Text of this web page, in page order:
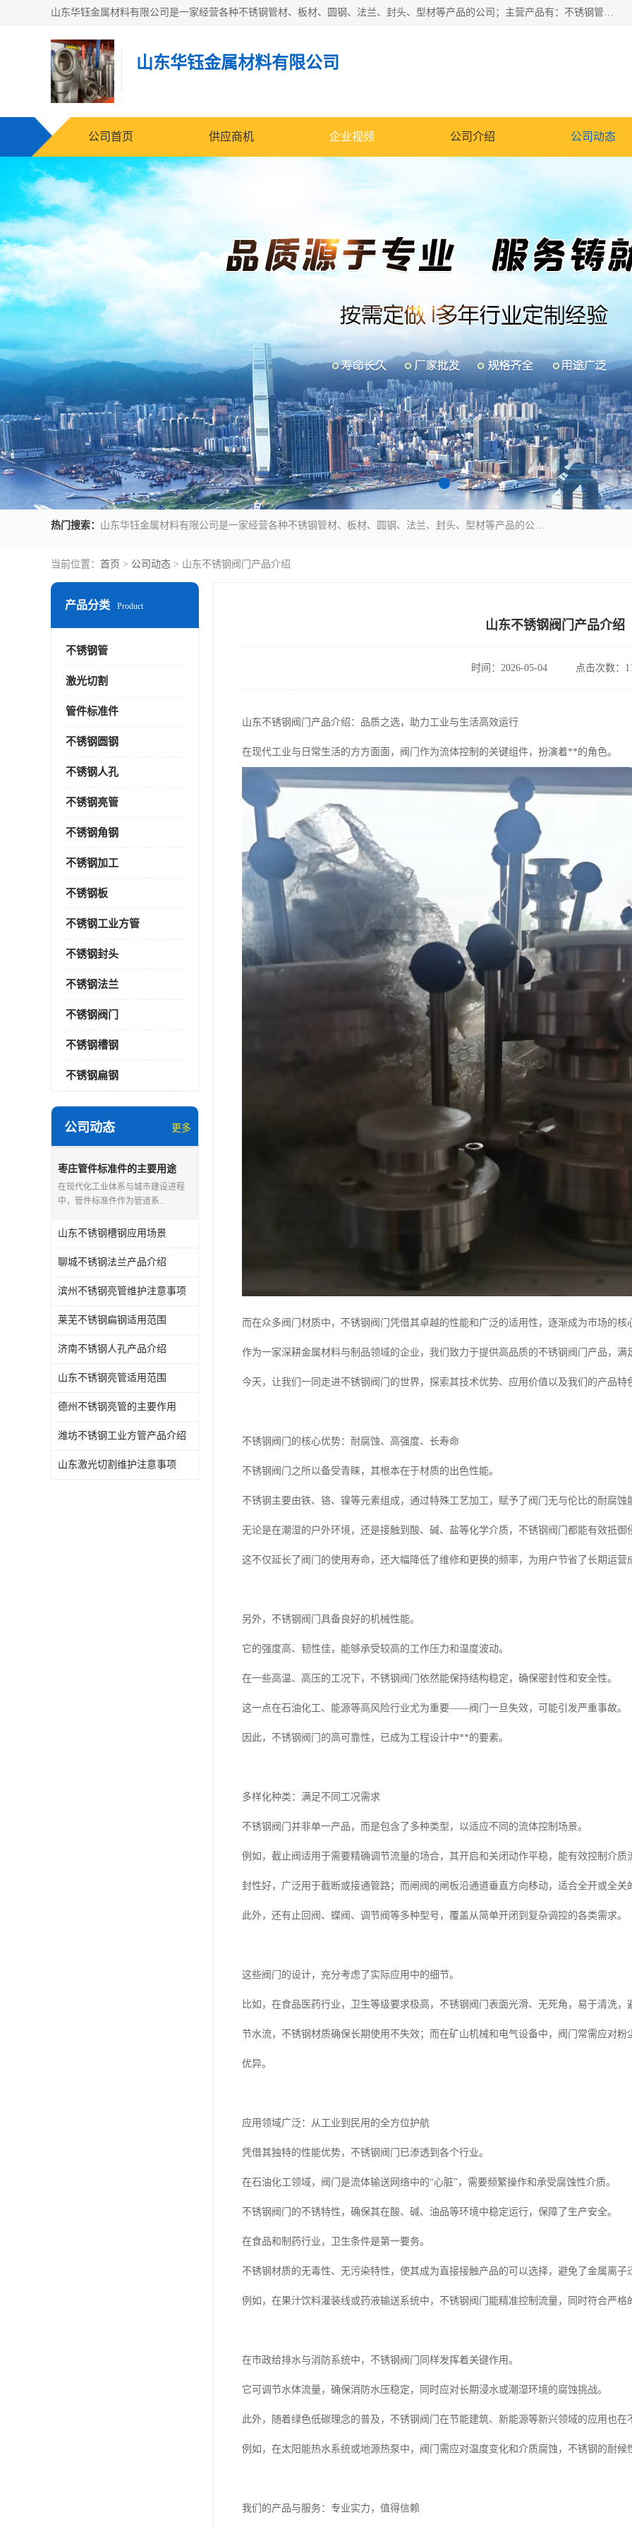
山东华钰金属材料有限公司是一家经营各种不锈钢管材、板材、圆钢、法兰、封头、型材等产品的公司；主营产品有：不锈钢管，激光切割，管件标准件，不锈钢圆钢，不锈钢人孔，不锈钢亮管，不锈钢角钢，不锈钢加工，不锈钢管子，不锈钢工业方管，不锈钢封头，不锈钢法兰，不锈钢阀门，不锈钢槽钢，不锈钢扁钢，不锈钢板等；可为客户制作各种规格的型材及不锈钢配件、非标准件及各种容器具等，能满足客户的不同采购要求。
山东华钰金属材料有限公司
公司首页 供应商机 企业视频 公司介绍 公司动态
热门搜索： 山东华钰金属材料有限公司是一家经营各种不锈钢管材、板材、圆钢、法兰、封头、型材等产品的公司；主营产品有：不锈钢管，激光切割，管件标准件，不锈钢圆钢，不锈钢人孔，不锈钢亮管，不锈钢角钢，不锈钢加工，不锈钢管子，不锈钢工业方管，不锈钢封头，不锈钢法兰，不锈钢阀门，不锈钢槽钢，不锈钢扁钢，不锈钢板等；可为客户制作各种规格的型材及不锈钢配件、非标准件及各种容器具等，能满足客户的不同采购要求。
当前位置： 首页 > 公司动态 > 山东不锈钢阀门产品介绍
产品分类 Product
不锈钢管
激光切割
管件标准件
不锈钢圆钢
不锈钢人孔
不锈钢亮管
不锈钢角钢
不锈钢加工
不锈钢板
不锈钢工业方管
不锈钢封头
不锈钢法兰
不锈钢阀门
不锈钢槽钢
不锈钢扁钢
公司动态 更多
枣庄管件标准件的主要用途
在现代化工业体系与城市建设进程
中，管件标准件作为管道系..
山东不锈钢槽钢应用场景
聊城不锈钢法兰产品介绍
滨州不锈钢亮管维护注意事项
莱芜不锈钢扁钢适用范围
济南不锈钢人孔产品介绍
山东不锈钢亮管适用范围
德州不锈钢亮管的主要作用
潍坊不锈钢工业方管产品介绍
山东激光切割维护注意事项
山东不锈钢阀门产品介绍
时间：2026-05-04 点击次数：
山东不锈钢阀门产品介绍：品质之选，助力工业与生活高效运行
在现代工业与日常生活的方方面面，阀门作为流体控制的关键组件，扮演着**的角色。
而在众多阀门材质中，不锈钢阀门凭借其卓越的性能和广泛的适用性，逐渐成为市场的核
作为一家深耕金属材料与制品领域的企业，我们致力于提供高品质的不锈钢阀门产品，
今天，让我们一同走进不锈钢阀门的世界，探索其技术优势、应用价值以及我们的产品特
不锈钢阀门的核心优势：耐腐蚀、高强度、长寿命
不锈钢阀门之所以备受青睐，其根本在于材质的出色性能。
不锈钢主要由铁、铬、镍等元素组成，通过特殊工艺加工，赋予了阀门无与伦比的耐腐蚀
无论是在潮湿的户外环境，还是接触到酸、碱、盐等化学介质，不锈钢阀门都能有效抵御
这不仅延长了阀门的使用寿命，还大幅降低了维修和更换的频率，为用户节省了长期运营
另外，不锈钢阀门具备良好的机械性能。
它的强度高、韧性佳，能够承受较高的工作压力和温度波动。
在一些高温、高压的工况下，不锈钢阀门依然能保持结构稳定，确保密封性和安全性。
这一点在石油化工、能源等高风险行业尤为重要——阀门一旦失效，可能引发严重事故。
因此，不锈钢阀门的高可靠性，已成为工程设计中**的要素。
多样化种类：满足不同工况需求
不锈钢阀门并非单一产品，而是包含了多种类型，以适应不同的流体控制场景。
例如，截止阀适用于需要精确调节流量的场合，其开启和关闭动作平稳，能有效控制介
封性好，广泛用于截断或接通管路；而闸阀的闸板沿通道垂直方向移动，适合全开或全关
此外，还有止回阀、蝶阀、调节阀等多种型号，覆盖从简单开闭到复杂调控的各类需求。
这些阀门的设计，充分考虑了实际应用中的细节。
比如，在食品医药行业，卫生等级要求极高，不锈钢阀门表面光滑、无死角，易于清洗
节水流，不锈钢材质确保长期使用不失效；而在矿山机械和电气设备中，阀门常需应对
优异。
应用领域广泛：从工业到民用的全方位护航
凭借其独特的性能优势，不锈钢阀门已渗透到各个行业。
在石油化工领域，阀门是流体输送网络中的“心脏”，需要频繁操作和承受腐蚀性介质。
不锈钢阀门的不锈特性，确保其在酸、碱、油品等环境中稳定运行，保障了生产安全。
在食品和制药行业，卫生条件是第一要务。
不锈钢材质的无毒性、无污染特性，使其成为直接接触产品的可以选择，避免了金属离子
例如，在果汁饮料灌装线或药液输送系统中，不锈钢阀门能精准控制流量，同时符合严格
在市政给排水与消防系统中，不锈钢阀门同样发挥着关键作用。
它可调节水体流量，确保消防水压稳定，同时应对长期浸水或潮湿环境的腐蚀挑战。
此外，随着绿色低碳理念的普及，不锈钢阀门在节能建筑、新能源等新兴领域的应用也在
例如，在太阳能热水系统或地源热泵中，阀门需应对温度变化和介质腐蚀，不锈钢的耐候
我们的产品与服务：专业实力，值得信赖